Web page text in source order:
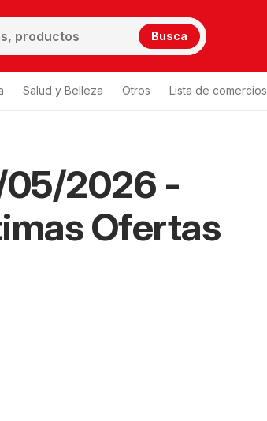
Busca
Salud y Belleza Otros Lista de comercios
05/2026 -
Ofertas